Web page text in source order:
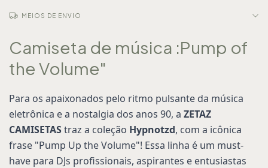
MEIOS DE ENVIO
Camiseta de música :Pump of
the Volume"
Para os apaixonados pelo ritmo pulsante da música
eletrônica e a nostalgia dos anos 90, a ZETAZ
CAMISETAStraz a coleção Hypnotzd, com a icônica
frase "Pump Up the Volume"! Essa linha é um must-
have para DJs profissionais, aspirantes e entusiastas